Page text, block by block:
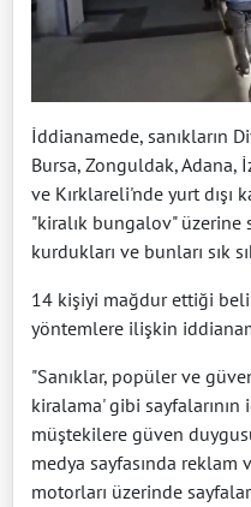
İddianamede, sanıkların
Bursa, Zonguldak, Adana,
ve Kırklareli'nde yurt dışı
"kiralık bungalov" üzerine
kurdukları ve bunları sık
14 kişiyi mağdur ettiği
yöntemlere ilişkin
"Sanıklar, popüler ve
kiralama' gibi
müştekilere güven
medya sayfasında reklam
motorları üzerinde